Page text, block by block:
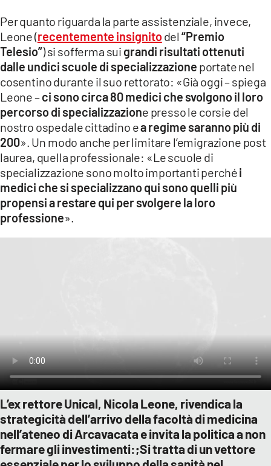
Per quanto riguarda la parte assistenziale, invece,
Leone (recentemente insignitodel “Premio
Telesio”) si sofferma sui grandi risultati ottenuti
dalle undici scuole di specializzazione portate nel
cosentino durante il suo rettorato: «Già oggi – spiega
Leone –ci sono circa 80 medici che svolgono il loro
percorso di specializzazione presso le corsie del
nostro ospedale cittadino ea regime saranno più di
200». Un modo anche per limitare l’emigrazione post
laurea, quella professionale: «Le scuole di
specializzazione sono molto importanti perchéi
medici che si specializzano qui sono quelli più
propensi a restare qui per svolgere la loro
professione».
L’ex rettore Unical, Nicola Leone, rivendica la
strategicità dell’arrivo della facoltà di medicina
nell’ateneo di Arcavacata e invita la politica a non
fermare gli investimenti:;Si tratta di un vettore